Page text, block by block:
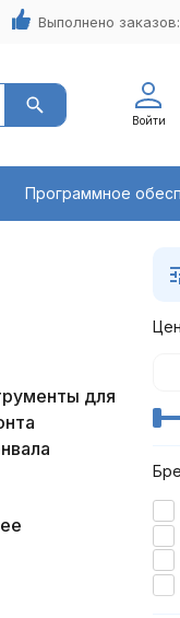
Выполнено заказов:
Войти
Программное
для